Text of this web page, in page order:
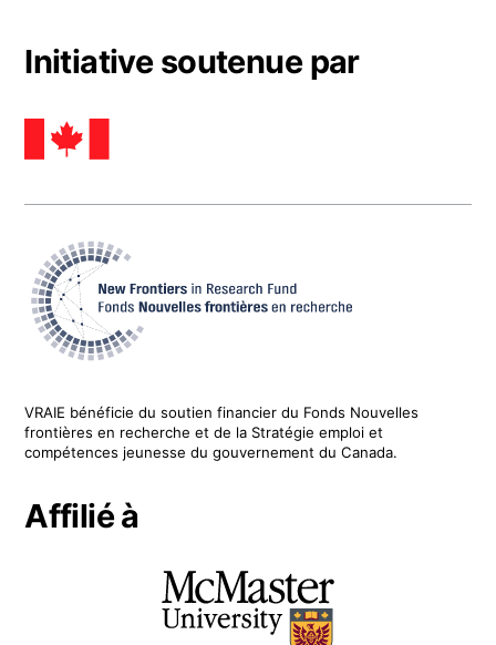
Initiative soutenue par
VRAIE bénéficie du soutien financier du Fonds Nouvelles
frontières en recherche et de la Stratégie emploi et
compétences jeunesse du gouvernement du Canada.
Affilié à